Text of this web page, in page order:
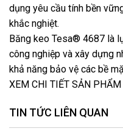
dụng yêu cầu tính bền
khắc nghiệt.
Băng keo Tesa® 4687 là
công nghiệp và xây dựng
khả năng bảo vệ các bề
XEM CHI TIẾT SẢN PHẨM
TIN TỨC LIÊN QUAN